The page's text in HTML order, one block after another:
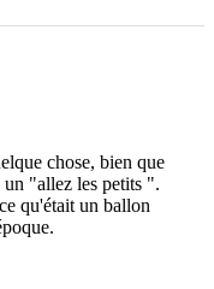
chose, bien que
un "allez les petits ".
qu'était un ballon